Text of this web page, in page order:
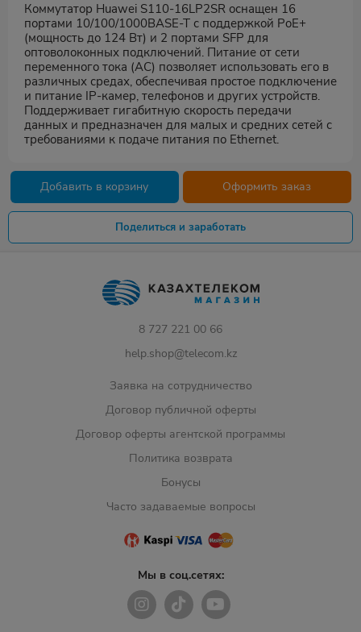
Коммутатор Huawei S110-16LP2SR оснащен 16
портами 10/100/1000BASE-T с поддержкой PoE+
(мощность до 124 Вт) и 2 портами SFP для
оптоволоконных подключений. Питание от сети
переменного тока (AC) позволяет использовать его в
различных средах, обеспечивая простое подключение
и питание IP-камер, телефонов и других устройств.
Поддерживает гигабитную скорость передачи
данных и предназначен для малых и средних сетей с
требованиями к подаче питания по Ethernet.
Добавить в корзину Оформить заказ
Поделиться и заработать
8 727 221 00 66
help.shop@telecom.kz
Заявка на сотрудничество
Договор публичной оферты
Договор оферты агентской программы
Политика возврата
Бонусы
Часто задаваемые вопросы
Мы в соц.сетях: